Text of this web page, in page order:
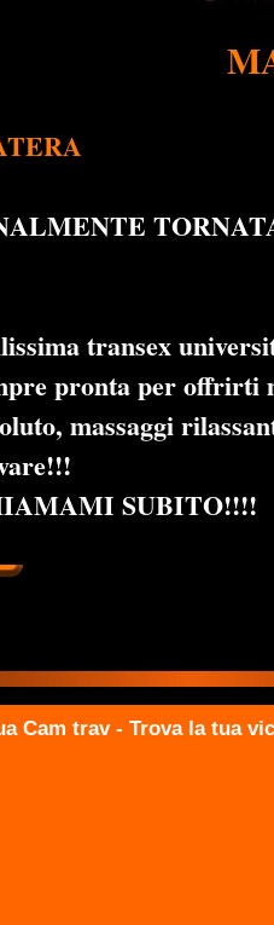
transex
pronta per offrirti
massaggi
SUBITO!!!!
Cam trav - Trova la tua